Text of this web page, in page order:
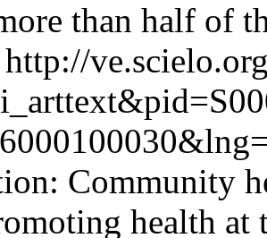
than half of
http://
Community
health at